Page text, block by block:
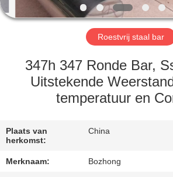
FABRIEKSREIS
CONTACTEER
Roestvrij staal bar
347h 347 Ronde Bar,
Uitstekende
temperatuur en
Plaats van
herkomst:
China
Merknaam: Bozhong